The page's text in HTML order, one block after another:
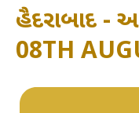
હૈદરાબાદ -
08TH